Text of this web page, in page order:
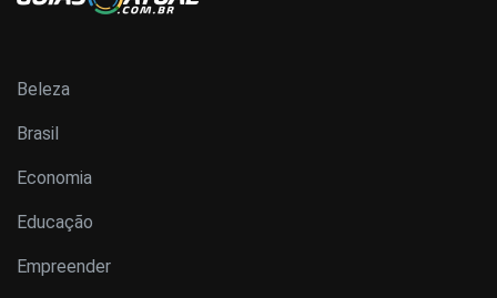
Beleza
Brasil
Economia
Educação
Empreender